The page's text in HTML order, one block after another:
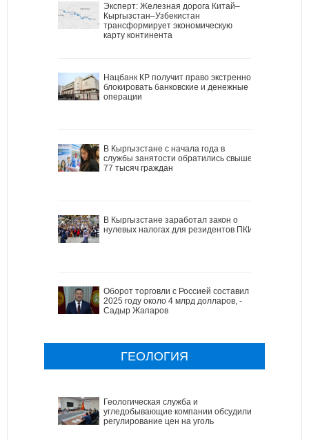
Эксперт: Железная дорога Китай–
Кыргызстан–Узбекистан
трансформирует экономическую
карту континента
Нацбанк КР получит право экстренно
блокировать банковские и денежные
операции
В Кыргызстане с начала года в
службы занятости обратились свыше
77 тысяч граждан
В Кыргызстане заработал закон о
нулевых налогах для резидентов ПКИ
Оборот торговли с Россией составил в
2025 году около 4 млрд долларов, -
Садыр Жапаров
ГЕОЛОГИЯ
Геологическая служба и
угледобывающие компании обсудили
регулирование цен на уголь